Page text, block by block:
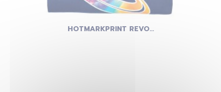
HOTMARKPRINT REVO...